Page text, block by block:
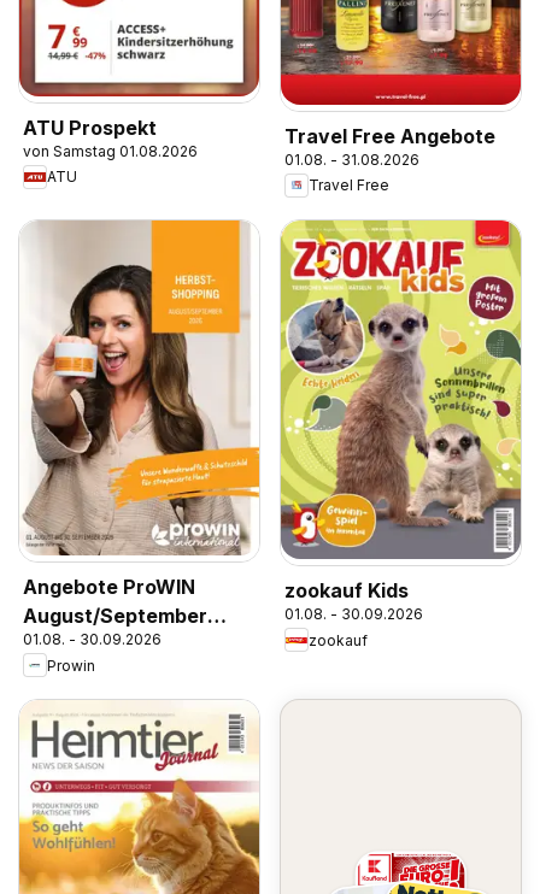
ATU Prospekt
von Samstag 01.08.2026
ATU
Travel Free Angebote
01.08. - 31.08.2026
Travel Free
Angebote ProWIN
August/September
2026
01.08. - 30.09.2026
Prowin
zookauf Kids
01.08. - 30.09.2026
zookauf